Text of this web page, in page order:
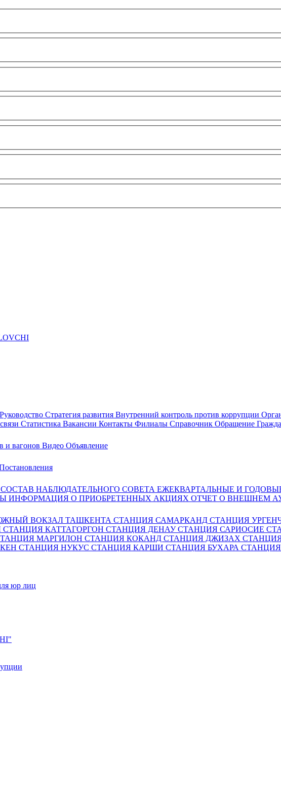
Руководство Стратегия развития Внутренний контроль против коррупции
Статистика Вакансии Контакты Филиалы Справочник Обращение
и вагонов Видео Объявление
СОСТАВ НАБЛЮДАТЕЛЬНОГО СОВЕТА ЕЖЕКВАРТАЛЬНЫЕ И
ИНФОРМАЦИЯ О ПРИОБРЕТЕННЫХ АКЦИЯХ ОТЧЕТ О ВНЕШНЕМ
ВОКЗАЛ ТАШКЕНТА СТАНЦИЯ САМАРКАНД СТАНЦИЯ
СТАНЦИЯ КАТТАГОРГОН СТАНЦИЯ ДЕНАУСТАНЦИЯ САРИОСИЕ
МАРГИЛОН СТАНЦИЯ КОКАНД СТАНЦИЯ ДЖИЗАХ
СТАНЦИЯ НУКУС СТАНЦИЯ КАРШИ СТАНЦИЯ БУХАРА
юр лиц